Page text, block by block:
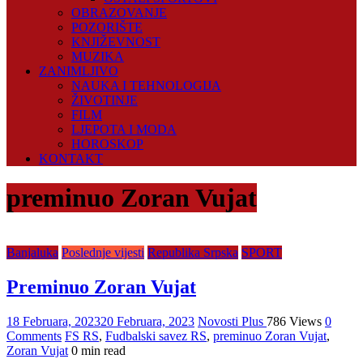
OBRAZOVANJE
POZORIŠTE
KNJIŽEVNOST
MUZIKA
ZANIMLJIVO
NAUKA I TEHNOLOGIJA
ŽIVOTINJE
FILM
LJEPOTA I MODA
HOROSKOP
KONTAKT
preminuo Zoran Vujat
Banjaluka Poslednje vijesti Republika Srpska SPORT
Preminuo Zoran Vujat
18 Februara, 202320 Februara, 2023 Novosti Plus 786 Views 0
Comments FS RS, Fudbalski savez RS, preminuo Zoran Vujat,
Zoran Vujat 0 min read